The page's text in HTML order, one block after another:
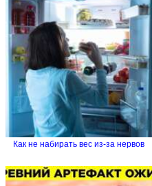
Как не набирать вес из-за нервов